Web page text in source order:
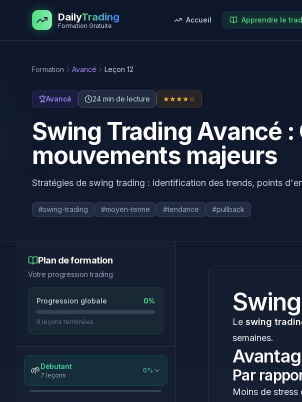
Aller au contenu principal
DailyTrading
Formation Gratuite
Accueil Apprendre le
Formation Avancé Leçon 12
🏆Avancé 24 min de lecture ★★★★☆
Swing Trading Avancé
mouvements majeurs
Stratégies de swing trading : identification des trends, points
#swing-trading #moyen-terme #tendance #pullback
Plan de formation
Votre progression trading
Progression globale 0%
0 leçons terminées
🌱Débutant
7 leçons
0%
Le swing
semaines.
Par
Moins de stress